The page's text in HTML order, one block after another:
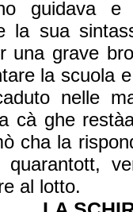
guidava
la sua
una grave
la scuola
nelle
cà ghe
cha la
quarantott,
al lotto.